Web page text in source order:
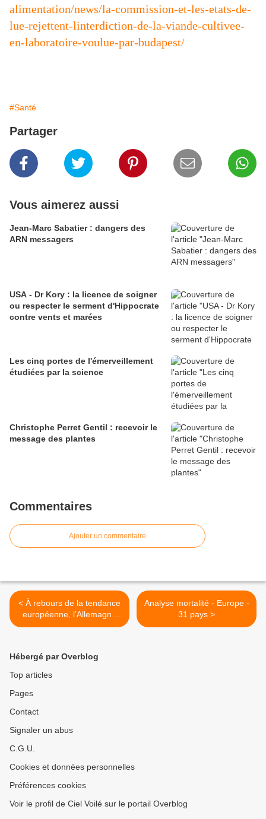
alimentation/news/la-commission-et-les-etats-de-
lue-rejettent-linterdiction-de-la-viande-cultivee-
en-laboratoire-voulue-par-budapest/
#Santé
Partager
Vous aimerez aussi
Jean-Marc Sabatier : dangers des
ARN messagers
USA - Dr Kory : la licence de soigner
ou respecter le serment d'Hippocrate
contre vents et marées
Les cinq portes de l'émerveillement
étudiées par la science
Christophe Perret Gentil : recevoir le
message des plantes
Commentaires
Ajouter un commentaire
< À rebours de la tendance
européenne, l’Allemagne
augmente ses exportations
Analyse mortalité - Europe -
31 pays >
Hébergé par Overblog
Top articles
Pages
Contact
Signaler un abus
C.G.U.
Cookies et données personnelles
Préférences cookies
Voir le profil de Ciel Voilé sur le portail Overblog